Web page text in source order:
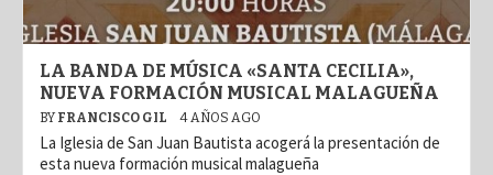
LA BANDA DE MÚSICA «SANTA CECILIA»,
NUEVA FORMACIÓN MUSICAL MALAGUEÑA
BY FRANCISCO GIL 4 AÑOS AGO
La Iglesia de San Juan Bautista acogerá la presentación de
esta nueva formación musical malagueña